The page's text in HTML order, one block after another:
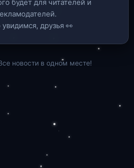
будет для читателей и
друзья 👀
новости в одном месте!